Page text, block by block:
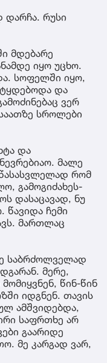
დარჩა. რუსი
მდებარე
იყო უცხო.
სოფელში იყო,
და
ვერ
სროლები
და
მალე
რომ
გამოგიძახეს-
დასაცავად, ნუ
წავიდა ჩემი
მართლაც
საბრძოლველად
მერე,
წინ-წინ
იდგნენ. თავის
ამშვიდებდა,
საფრთხე არ
გაარიდე
მე კარგად ვარ,